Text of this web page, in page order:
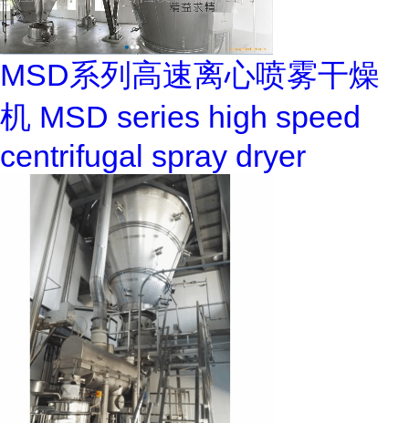
MSD系列高速离心喷雾干燥
机 MSD series high speed
centrifugal spray dryer